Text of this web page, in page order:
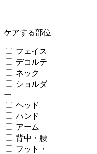
ケアする部位
フェイス
デコルテ
ネック
ショルダ
ー
ヘッド
ハンド
アーム
背中・腰
フット・